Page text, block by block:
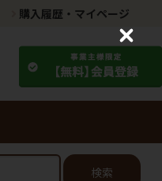
購入履歴・マイページ
検索
C
o
s
e